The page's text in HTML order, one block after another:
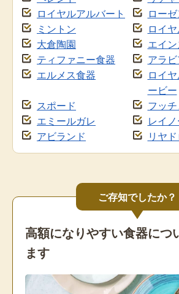
ロイヤルアルバート
ロー
ミントン
ロイ
大倉陶園
エイ
ティファニー食器
アラ
エルメス食器
ロイ
ービー
スポード
フッ
エミールガレ
レイ
アビランド
リヤド
ご存知でしたか？
高額になりやすい食器につ
ます